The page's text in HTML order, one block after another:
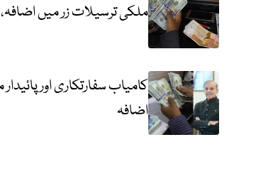
ملکی ترسیلات زر میں اضافہ، اپریل میں 3.5 ارب
کامیاب سفارتکاری اور
اضافہ